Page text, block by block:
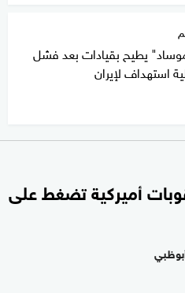
يطيح بقيادات بعد فشل
استهداف لإيران
أميركية تضغط على